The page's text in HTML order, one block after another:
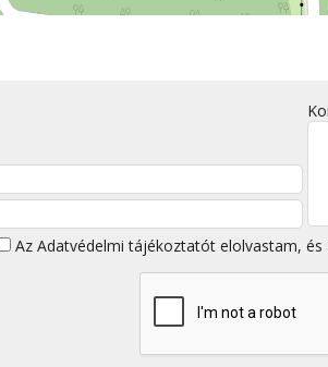
Az Adatvédelmi tájékoztatót elolvastam, és